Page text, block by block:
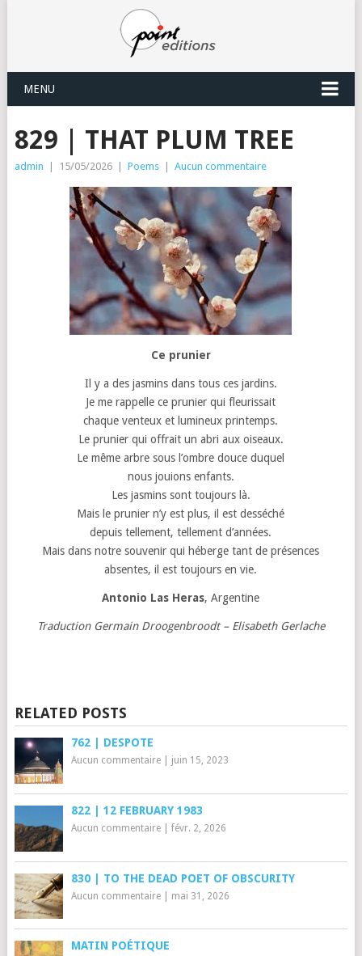
MENU
829 | THAT PLUM TREE
admin 15/05/2026 Poems Aucun commentaire
Ce prunier
Il y a des jasmins dans tous ces jardins.
Je me rappelle ce prunier qui fleurissait
chaque venteux et lumineux printemps.
Le prunier qui offrait un abri aux oiseaux.
Le même arbre sous l’ombre douce duquel
nous jouions enfants.
Les jasmins sont toujours là.
Mais le prunier n’y est plus, il est desséché
depuis tellement, tellement d’années.
Mais dans notre souvenir qui héberge tant de présences
absentes, il est toujours en vie.
Antonio Las Heras, Argentine
Traduction Germain Droogenbroodt – Elisabeth Gerlache
RELATED POSTS
762 | DESPOTE
Aucun commentaire| juin 15, 2023
822 | 12 FEBRUARY 1983
Aucun commentaire| févr. 2, 2026
830 | TO THE DEAD POET OF OBSCURITY
Aucun commentaire| mai 31, 2026
MATIN POÉTIQUE